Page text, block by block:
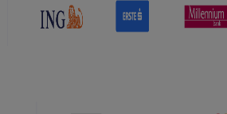
Cena regularna: 228,99 zł
Najniższa cena: 183,19 zł